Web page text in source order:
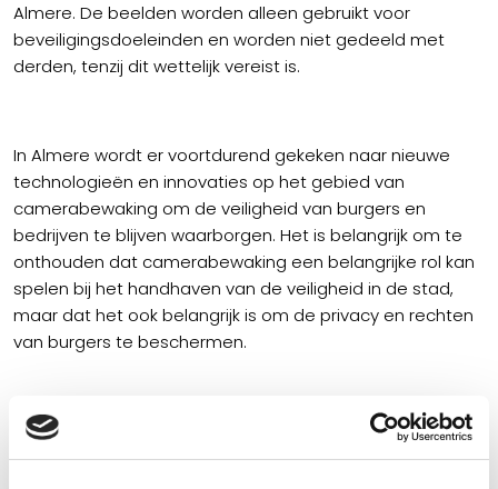
Almere. De beelden worden alleen gebruikt voor
beveiligingsdoeleinden en worden niet gedeeld met
derden, tenzij dit wettelijk vereist is.
In Almere wordt er voortdurend gekeken naar nieuwe
technologieën en innovaties op het gebied van
camerabewaking om de veiligheid van burgers en
bedrijven te blijven waarborgen. Het is belangrijk om te
onthouden dat camerabewaking een belangrijke rol kan
spelen bij het handhaven van de veiligheid in de stad,
maar dat het ook belangrijk is om de privacy en rechten
van burgers te beschermen.
Onze werkwijze